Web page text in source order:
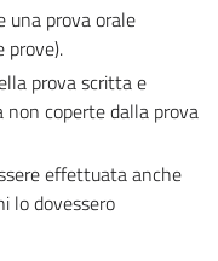
una prova orale
prove).
prova scritta e
coperte dalla prova
effettuata anche
lo dovessero